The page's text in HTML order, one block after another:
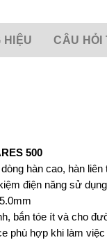
HIỆU CÂU HỎI
500
hàn cao, hàn liên
điện năng sử dụng
bắn tóe ít và cho
phù hợp khi làm